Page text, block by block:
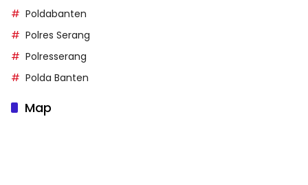
Poldabanten
Polres Serang
Polresserang
Polda Banten
Map